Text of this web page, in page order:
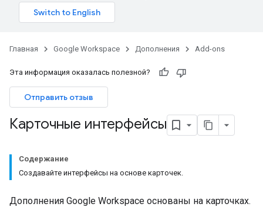
Главная Google Workspace Дополнения Add-ons
Эта информация оказалась полезной?
Отправить отзыв
Карточные интерфейсы
Содержание
Создавайте интерфейсы на основе карточек.
Дополнения Google Workspace основаны на карточках.